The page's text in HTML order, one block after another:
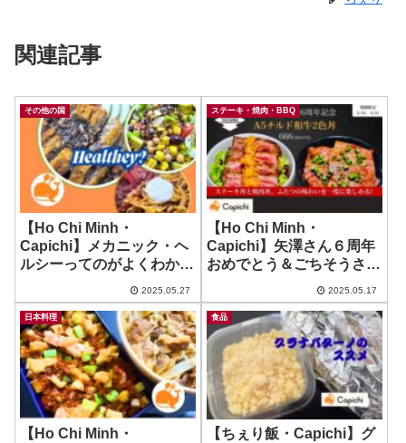
関連記事
その他の国
【Ho Chi Minh・
Capichi】メカニック・ヘ
ルシーってのがよくわから
Mechanic Healthy Food
2025.05.27
ステーキ・焼肉・BBQ
【Ho Chi Minh・
Capichi】矢澤さん６周年
おめでとう＆ごちそうさま
での特別メニュー！
2025.05.17
日本料理
【Ho Chi Minh・
食品
【ちぇり飯・Capichi】グ